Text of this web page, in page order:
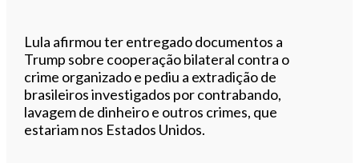
Lula afirmou ter entregado documentos a
Trump sobre cooperação bilateral contra o
crime organizado e pediu a extradição de
brasileiros investigados por contrabando,
lavagem de dinheiro e outros crimes, que
estariam nos Estados Unidos.